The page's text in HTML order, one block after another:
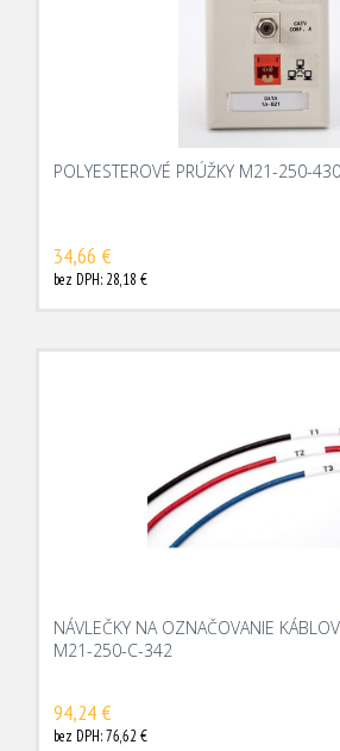
POLYESTEROVÉ PRÚŽKY M21-250-
34,66 €
bez DPH: 28,18 €
NÁVLEČKY NA OZNAČOVANIE
M21-250-C-342
94,24 €
bez DPH: 76,62 €